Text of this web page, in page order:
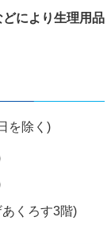
により生理用品
を除く)
くろす3階)